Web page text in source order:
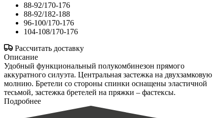
88-92/170-176
88-92/182-188
96-100/170-176
104-108/170-176
Рассчитать доставку
Описание
Удобный функциональный полукомбинезон прямого
аккуратного силуэта. Центральная застежка на двухзамковую
молнию. Бретели со стороны спинки оснащены эластичной
тесьмой, застежка бретелей на пряжки – фастексы.
Подробнее